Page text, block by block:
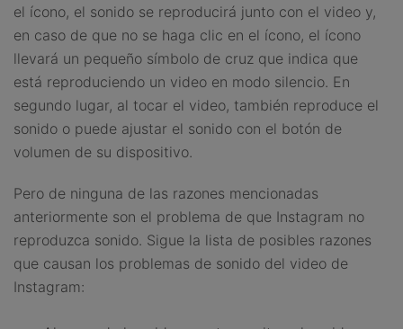
el ícono, el sonido se reproducirá junto con el video y,
en caso de que no se haga clic en el ícono, el ícono
llevará un pequeño símbolo de cruz que indica que
está reproduciendo un video en modo silencio. En
segundo lugar, al tocar el video, también reproduce el
sonido o puede ajustar el sonido con el botón de
volumen de su dispositivo.
Pero de ninguna de las razones mencionadas
anteriormente son el problema de que Instagram no
reproduzca sonido. Sigue la lista de posibles razones
que causan los problemas de sonido del video de
Instagram: